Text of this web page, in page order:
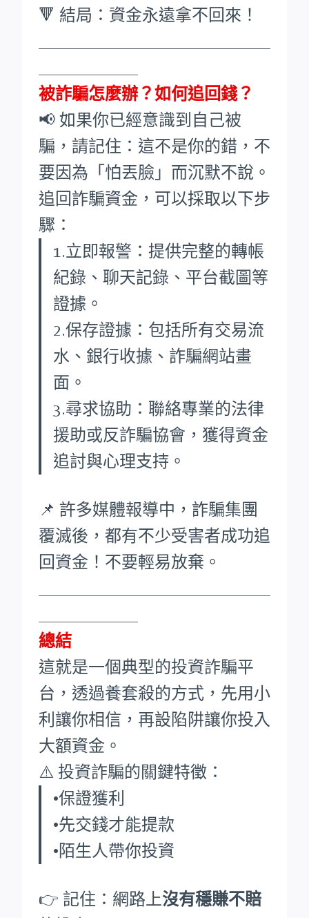
🔻 結局：資金永遠拿不回來！
被詐騙怎麼辦？如何追回錢？
📢 如果你已經意識到自己被
騙，請記住：這不是你的錯，不
要因為「怕丟臉」而沉默不說。
追回詐騙資金，可以採取以下步
驟：
1.立即報警：提供完整的轉帳
紀錄、聊天記錄、平台截圖等
證據。
2.保存證據：包括所有交易流
水、銀行收據、詐騙網站畫
面。
3.尋求協助：聯絡專業的法律
援助或反詐騙協會，獲得資金
追討與心理支持。
📌 許多媒體報導中，詐騙集團
覆滅後，都有不少受害者成功追
回資金！不要輕易放棄。
總結
這就是一個典型的投資詐騙平
台，透過養套殺的方式，先用小
利讓你相信，再設陷阱讓你投入
大額資金。
⚠️ 投資詐騙的關鍵特徵：
•保證獲利
•先交錢才能提款
•陌生人帶你投資
👉 記住：網路上沒有穩賺不賠